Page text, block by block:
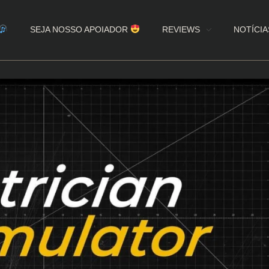
SEJA NOSSO APOIADOR REVIEWS